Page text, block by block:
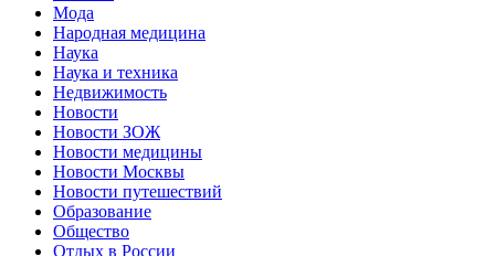
Мода
Народная медицина
Наука
Наука и техника
Недвижимость
Новости
Новости ЗОЖ
Новости медицины
Новости Москвы
Новости путешествий
Образование
Общество
Отдых в России